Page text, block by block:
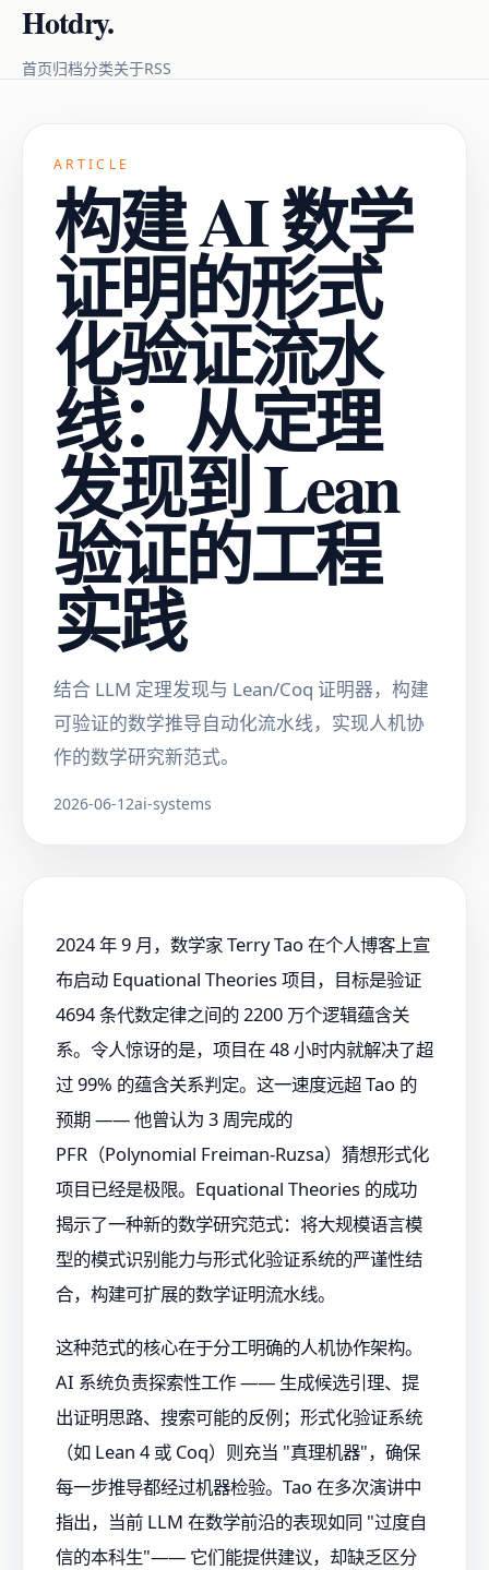
Hotdry.
首页归档分类关于RSS
ARTICLE
构建 AI 数学
证明的形式
化验证流水
线：从定理
发现到 Lean
验证的工程
实践
结合 LLM 定理发现与 Lean/Coq 证明器，构建
可验证的数学推导自动化流水线，实现人机协
作的数学研究新范式。
2026-06-12ai-systems
2024 年 9 月，数学家 Terry Tao 在个人博客上宣
布启动 Equational Theories 项目，目标是验证
4694 条代数定律之间的 2200 万个逻辑蕴含关
系。令人惊讶的是，项目在 48 小时内就解决了超
过 99% 的蕴含关系判定。这一速度远超 Tao 的
预期 —— 他曾认为 3 周完成的
PFR（Polynomial Freiman-Ruzsa）猜想形式化
项目已经是极限。Equational Theories 的成功
揭示了一种新的数学研究范式：将大规模语言模
型的模式识别能力与形式化验证系统的严谨性结
合，构建可扩展的数学证明流水线。
这种范式的核心在于分工明确的人机协作架构。
AI 系统负责探索性工作 —— 生成候选引理、提
出证明思路、搜索可能的反例；形式化验证系统
（如 Lean 4 或 Coq）则充当 "真理机器"，确保
每一步推导都经过机器检验。Tao 在多次演讲中
指出，当前 LLM 在数学前沿的表现如同 "过度自
信的本科生"—— 它们能提供建议，却缺乏区分